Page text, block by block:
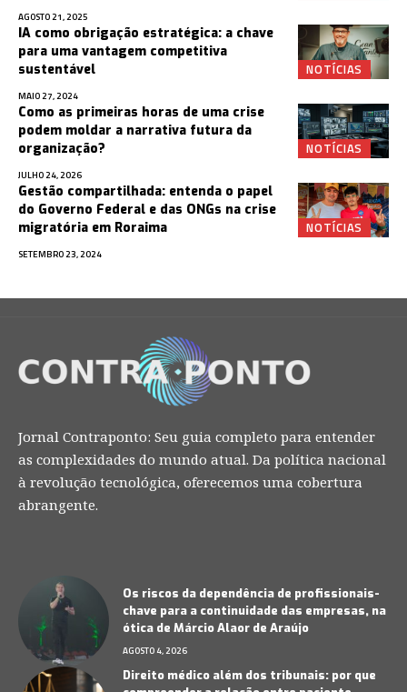
AGOSTO 21, 2025
NOTÍCIAS
IA como obrigação estratégica: a chave
para uma vantagem competitiva
sustentável
MAIO 27, 2024
NOTÍCIAS
Como as primeiras horas de uma crise
podem moldar a narrativa futura da
organização?
JULHO 24, 2026
NOTÍCIAS
Gestão compartilhada: entenda o papel
do Governo Federal e das ONGs na crise
migratória em Roraima
SETEMBRO 23, 2024
Jornal Contraponto: Seu guia completo para entender
as complexidades do mundo atual. Da política nacional
à revolução tecnológica, oferecemos uma cobertura
abrangente.
Os riscos da dependência de profissionais-
chave para a continuidade das empresas, na
ótica de Márcio Alaor de Araújo
AGOSTO 4, 2026
Direito médico além dos tribunais: por que